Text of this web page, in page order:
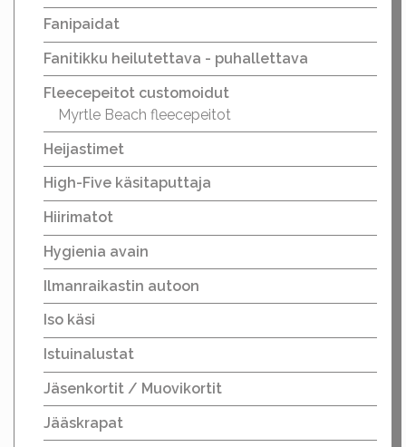
Fanipaidat
Fanitikku heilutettava - puhallettava
Fleecepeitot customoidut
Myrtle Beach fleecepeitot
Heijastimet
High-Five käsitaputtaja
Hiirimatot
Hygienia avain
Ilmanraikastin autoon
Iso käsi
Istuinalustat
Jäsenkortit / Muovikortit
Jääskrapat